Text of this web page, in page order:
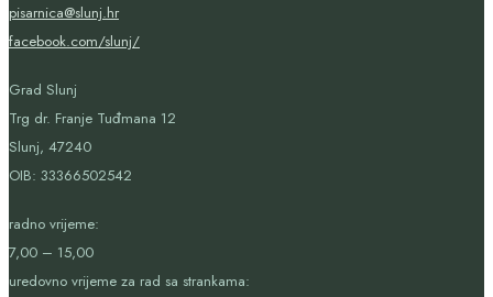
pisarnica@slunj.hr
facebook.com/slunj/
Grad Slunj
Trg dr. Franje Tuđmana 12
Slunj, 47240
OIB: 33366502542
radno vrijeme:
7,00 – 15,00
uredovno vrijeme za rad sa strankama: